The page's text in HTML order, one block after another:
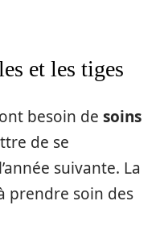
et les tiges
besoin de soins
de se
suivante. La
prendre soin des